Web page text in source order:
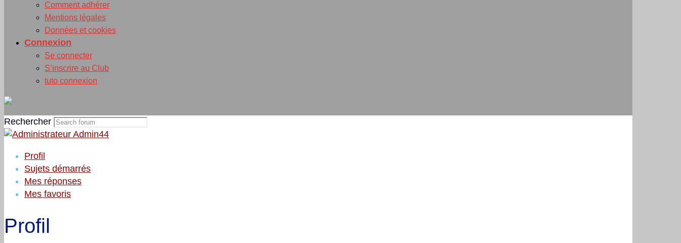
Comment adhérer
Mentions légales
Données et cookies
Connexion
Se connecter
S’inscrire au Club
tuto connexion
Rechercher
Profil
Sujets démarrés
Mes réponses
Mes favoris
Profil